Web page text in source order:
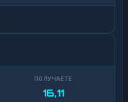
16,11